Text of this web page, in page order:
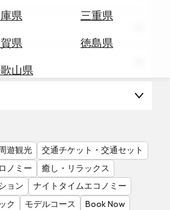
県
三重県
県
徳島県
山県
遊観光
交通チケット・交通セット
ノミー
癒し・リラックス
ョン
ナイトタイムエコノミー
ク モデルコース Book Now